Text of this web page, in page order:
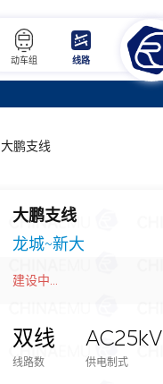
动车组 线路
大鹏支线
大鹏支线
龙城~新大
建设中...
双线
线路数
AC25kV
供电制式